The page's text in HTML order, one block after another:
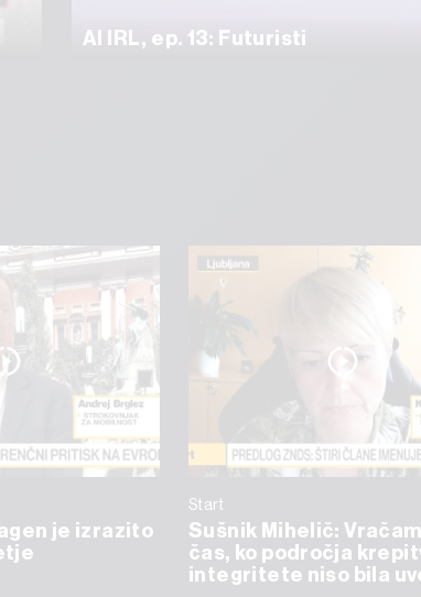
AI IRL, ep. 13: Futuristi
je izrazito
Start
Sušnik Mihelič:
čas, ko področja
integritete niso bila